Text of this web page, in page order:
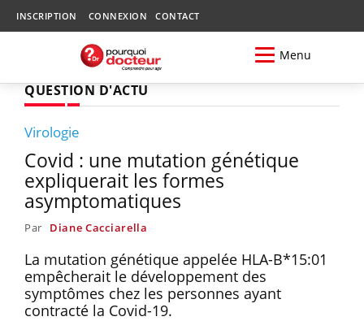
INSCRIPTION CONNEXION CONTACT
Menu
QUESTION D'ACTU
Virologie
Covid : une mutation génétique
expliquerait les formes
asymptomatiques
Par Diane Cacciarella
La mutation génétique appelée HLA-B*15:01
empêcherait le développement des
symptômes chez les personnes ayant
contracté la Covid-19.